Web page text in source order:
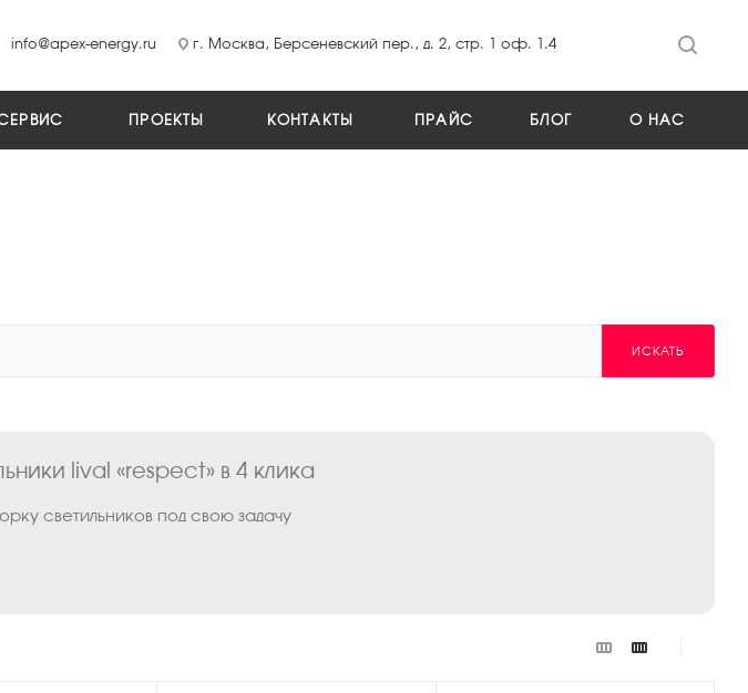
info@apex-energy.ru г. Москва, Берсеневский пер., д. 2, стр. 1 оф. 1.4
ПРОЕКТЫ КОНТАКТЫ ПРАЙС БЛОГ О НАС
ИСКАТЬ
lival «respect» в 4 клика
светильников под свою задачу